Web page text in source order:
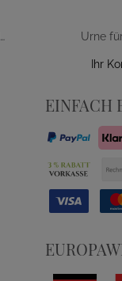
Diskusförmige Haustierurne mit Herzmotiv
Ihr
EINFACH